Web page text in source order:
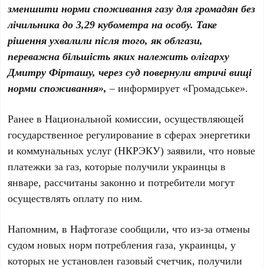
зменшити норми споживання газу для громадян без
лічильника до 3,29 кубометра на особу. Таке
рішення ухвалили після того, як облгази,
переважна більшість яких належить олігарху
Дмитру Фірташу, через суд повернули втричі вищі
норми споживання», – информирует «Громадське».
Ранее в Национальной комиссии, осуществляющей
государственное регулирование в сферах энергетики
и коммунальных услуг (НКРЭКУ) заявили, что новые
платежки за газ, которые получили украинцы в
январе, рассчитаны законно и потребители могут
осуществлять оплату по ним.
Напомним, в Нафтогазе сообщили, что из-за отмены
судом новых норм потребления газа, украинцы, у
которых не установлен газовый счетчик, получили